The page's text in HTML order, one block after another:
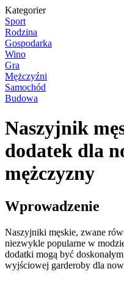
Kategorier
Sport
Rodzina
Gospodarka
Wino
Gra
Mężczyźni
Samochód
Budowa
Naszyjnik
dodatek dla
mężczyzny
Wprowadzenie
Naszyjniki męskie, zwane
niezwykle popularne w
dodatki mogą być
wyjściowej garderoby dla